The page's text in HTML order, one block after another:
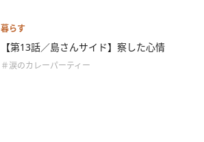
暮らす
【第13話／島さんサイド】察した心情
＃涙のカレーパーティー